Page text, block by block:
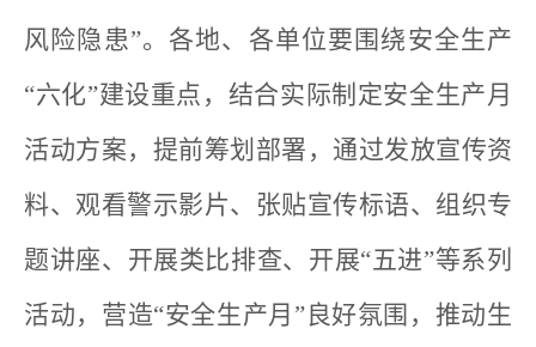
风险隐患”。各地、各单位要围绕安全生产
“六化”建设重点，结合实际制定安全生产月
活动方案，提前筹划部署，通过发放宣传资
料、观看警示影片、张贴宣传标语、组织专
题讲座、开展类比排查、开展“五进”等系列
活动，营造“安全生产月”良好氛围，推动生